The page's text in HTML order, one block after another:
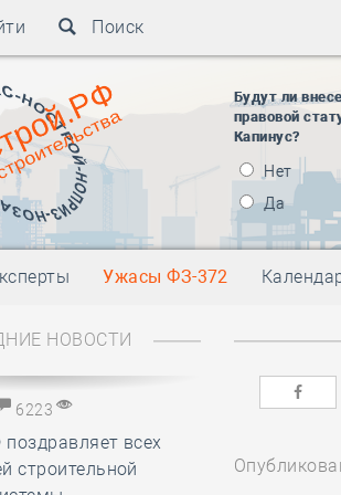
Поиск
Будут ли
правовой
Капинус?
Нет
Да
Ужасы ФЗ-372
НОВОСТИ
6223
всех
строительной